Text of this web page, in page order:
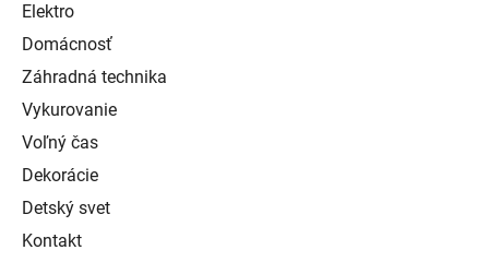
Elektro
Domácnosť
Záhradná technika
Vykurovanie
Voľný čas
Dekorácie
Detský svet
Kontakt